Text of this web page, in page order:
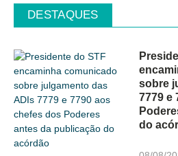
DESTAQUES
sobre
7779 e
do